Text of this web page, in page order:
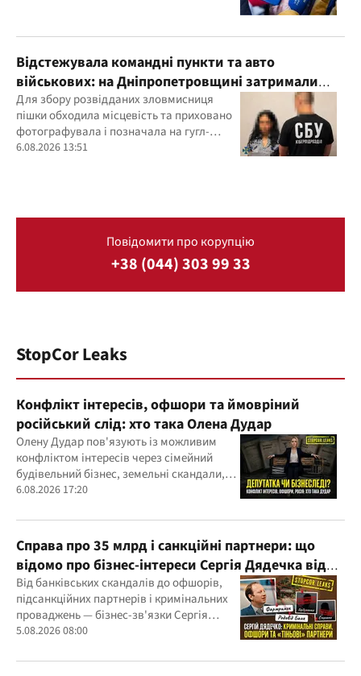
Відстежувала командні пункти та авто
військових: на Дніпропетровщині затримали
агентку ФСБ
Для збору розвідданих зловмисниця
пішки обходила місцевість та приховано
фотографувала і позначала на гугл-
картах об’єкти
6.08.2026 13:51
Повідомити про корупцію
+38 (044) 303 99 33
StopCor Leaks
Конфлікт інтересів, офшори та ймовріний
російський слід: хто така Олена Дудар
Олену Дудар пов'язують із можливим
конфліктом інтересів через сімейний
будівельний бізнес, земельні скандали,
судові справи
6.08.2026 17:20
Справа про 35 млрд і санкційні партнери: що
відомо про бізнес-інтереси Сергія Дядечка від
"Родовід Банку" до "ФАРМАСЕЛ"
Від банківських скандалів до офшорів,
підсанкційних партнерів і кримінальних
проваджень — бізнес-зв'язки Сергія
Дядечка й досі простягаються через
5.08.2026 08:00